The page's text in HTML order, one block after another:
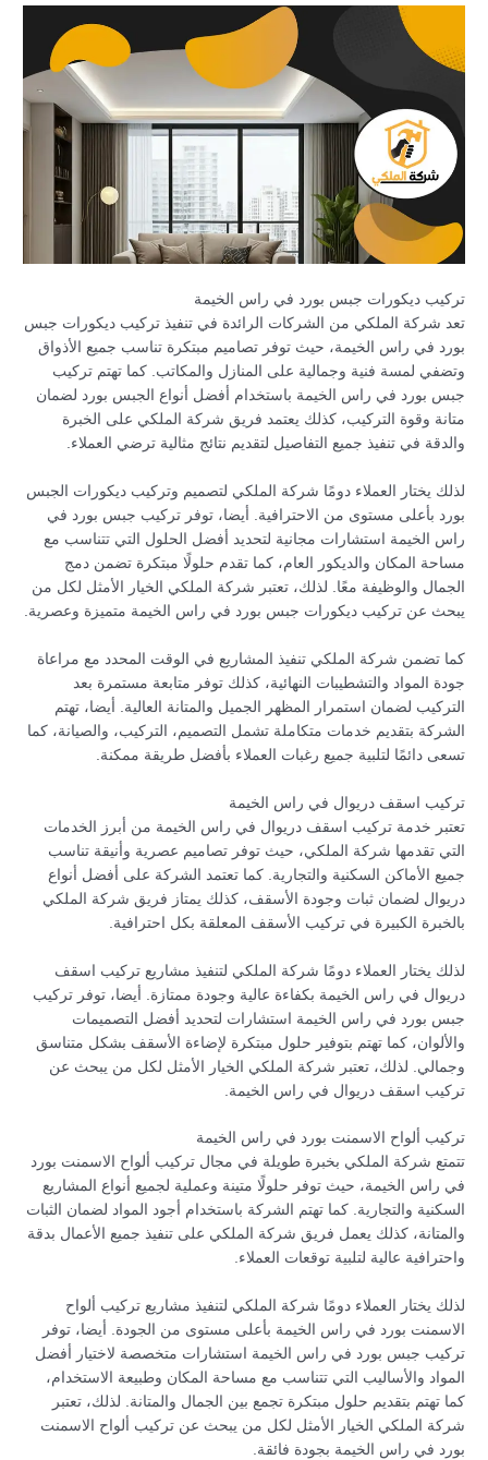
تركيب ديكورات جبس بورد في راس الخيمة
تعد شركة الملكي من الشركات الرائدة في تنفيذ تركيب ديكورات جبس
بورد في راس الخيمة، حيث توفر تصاميم مبتكرة تناسب جميع الأذواق
وتضفي لمسة فنية وجمالية على المنازل والمكاتب. كما تهتم تركيب
جبس بورد في راس الخيمة باستخدام أفضل أنواع الجبس بورد لضمان
متانة وقوة التركيب، كذلك يعتمد فريق شركة الملكي على الخبرة
والدقة في تنفيذ جميع التفاصيل لتقديم نتائج مثالية ترضي العملاء.
لذلك يختار العملاء دومًا شركة الملكي لتصميم وتركيب ديكورات الجبس
بورد بأعلى مستوى من الاحترافية. أيضا، توفر تركيب جبس بورد في
راس الخيمة استشارات مجانية لتحديد أفضل الحلول التي تتناسب مع
مساحة المكان والديكور العام، كما تقدم حلولًا مبتكرة تضمن دمج
الجمال والوظيفة معًا. لذلك، تعتبر شركة الملكي الخيار الأمثل لكل من
يبحث عن تركيب ديكورات جبس بورد في راس الخيمة متميزة وعصرية.
كما تضمن شركة الملكي تنفيذ المشاريع في الوقت المحدد مع مراعاة
جودة المواد والتشطيبات النهائية، كذلك توفر متابعة مستمرة بعد
التركيب لضمان استمرار المظهر الجميل والمتانة العالية. أيضا، تهتم
الشركة بتقديم خدمات متكاملة تشمل التصميم، التركيب، والصيانة، كما
تسعى دائمًا لتلبية جميع رغبات العملاء بأفضل طريقة ممكنة.
تركيب اسقف دريوال في راس الخيمة
تعتبر خدمة تركيب اسقف دريوال في راس الخيمة من أبرز الخدمات
التي تقدمها شركة الملكي، حيث توفر تصاميم عصرية وأنيقة تناسب
جميع الأماكن السكنية والتجارية. كما تعتمد الشركة على أفضل أنواع
دريوال لضمان ثبات وجودة الأسقف، كذلك يمتاز فريق شركة الملكي
بالخبرة الكبيرة في تركيب الأسقف المعلقة بكل احترافية.
لذلك يختار العملاء دومًا شركة الملكي لتنفيذ مشاريع تركيب اسقف
دريوال في راس الخيمة بكفاءة عالية وجودة ممتازة. أيضا، توفر تركيب
جبس بورد في راس الخيمة استشارات لتحديد أفضل التصميمات
والألوان، كما تهتم بتوفير حلول مبتكرة لإضاءة الأسقف بشكل متناسق
وجمالي. لذلك، تعتبر شركة الملكي الخيار الأمثل لكل من يبحث عن
تركيب اسقف دريوال في راس الخيمة.
تركيب ألواح الاسمنت بورد في راس الخيمة
تتمتع شركة الملكي بخبرة طويلة في مجال تركيب ألواح الاسمنت بورد
في راس الخيمة، حيث توفر حلولًا متينة وعملية لجميع أنواع المشاريع
السكنية والتجارية. كما تهتم الشركة باستخدام أجود المواد لضمان الثبات
والمتانة، كذلك يعمل فريق شركة الملكي على تنفيذ جميع الأعمال بدقة
واحترافية عالية لتلبية توقعات العملاء.
لذلك يختار العملاء دومًا شركة الملكي لتنفيذ مشاريع تركيب ألواح
الاسمنت بورد في راس الخيمة بأعلى مستوى من الجودة. أيضا، توفر
تركيب جبس بورد في راس الخيمة استشارات متخصصة لاختيار أفضل
المواد والأساليب التي تتناسب مع مساحة المكان وطبيعة الاستخدام،
كما تهتم بتقديم حلول مبتكرة تجمع بين الجمال والمتانة. لذلك، تعتبر
شركة الملكي الخيار الأمثل لكل من يبحث عن تركيب ألواح الاسمنت
بورد في راس الخيمة بجودة فائقة.